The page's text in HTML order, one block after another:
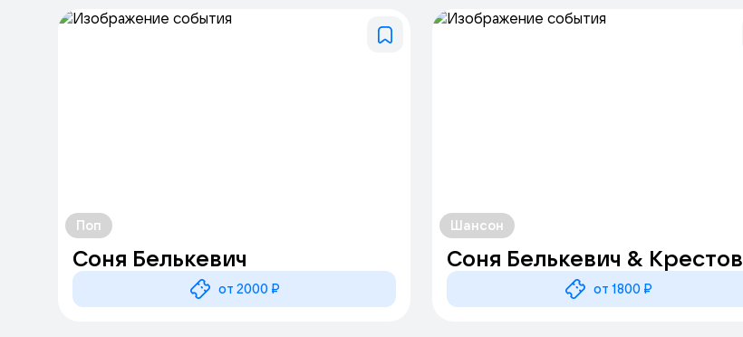
Поп
Соня Белькевич
от 2000 ₽
Шансон
Соня Белькевич & Крестов
от 1800 ₽